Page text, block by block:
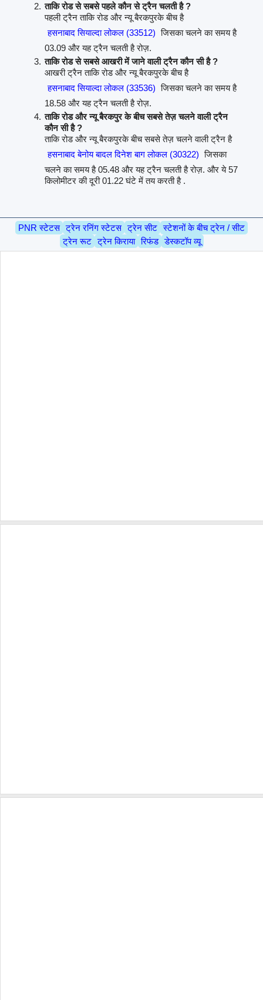
ताकि रोड से सबसे पहले कौन से ट्रैन चलती है ?
पहली ट्रैन ताकि रोड और न्यू बैरकपुरके बीच है
हसनाबाद सियाल्दा लोकल (33512) जिसका चलने का समय है
03.09 और यह ट्रैन चलती है रोज़.
ताकि रोड से सबसे आखरी में जाने वाली ट्रैन कौन सी है ?
आखरी ट्रैन ताकि रोड और न्यू बैरकपुरके बीच है
हसनाबाद सियाल्दा लोकल (33536) जिसका चलने का समय है
18.58 और यह ट्रैन चलती है रोज़.
ताकि रोड और न्यू बैरकपुर के बीच सबसे तेज़ चलने वाली ट्रैन
कौन सी है ?
ताकि रोड और न्यू बैरकपुरके बीच सबसे तेज़ चलने वाली ट्रैन है
हसनाबाद बेनोय बादल दिनेश बाग लोकल (30322) जिसका
चलने का समय है 05.48 और यह ट्रैन चलती है रोज़. और ये 57
किलोमीटर की दूरी 01.22 घंटे में तय करती है .
PNR स्टेटस ट्रेन रनिंग स्टेटस ट्रेन सीट स्टेशनों के बीच ट्रेन / सीट
ट्रेन रूट ट्रेन किराया रिफंड डेस्कटॉप व्यू